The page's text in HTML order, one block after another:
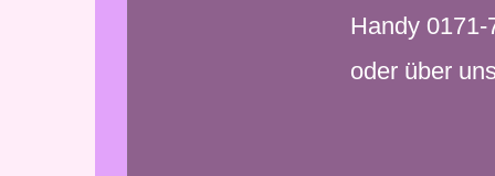
Handy
oder über